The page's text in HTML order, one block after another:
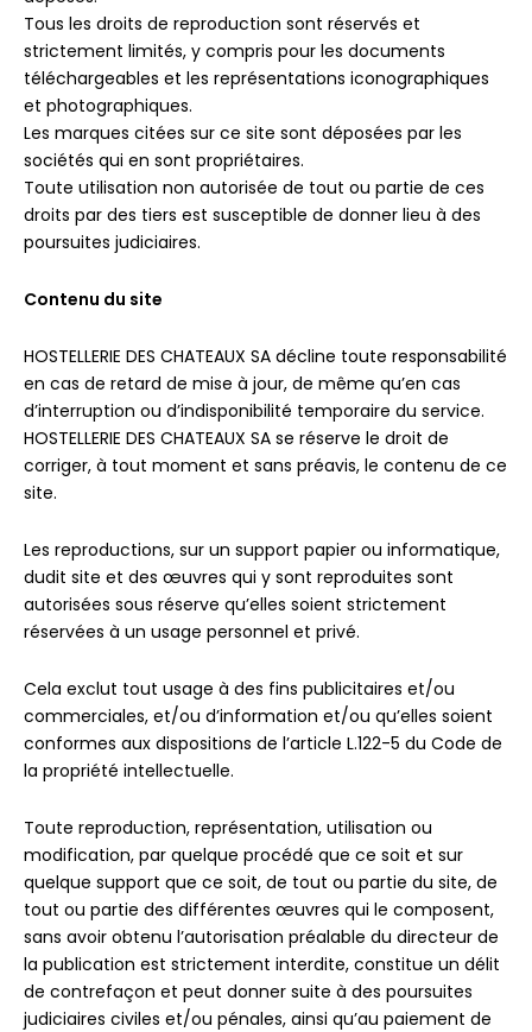
Tous les droits de reproduction sont réservés et
strictement limités, y compris pour les documents
téléchargeables et les représentations iconographiques
et photographiques.
Les marques citées sur ce site sont déposées par les
sociétés qui en sont propriétaires.
Toute utilisation non autorisée de tout ou partie de ces
droits par des tiers est susceptible de donner lieu à des
poursuites judiciaires.
Contenu du site
HOSTELLERIE DES CHATEAUX SA décline toute responsabilité
en cas de retard de mise à jour, de même qu’en cas
d’interruption ou d’indisponibilité temporaire du service.
HOSTELLERIE DES CHATEAUX SA se réserve le droit de
corriger, à tout moment et sans préavis, le contenu de ce
site.
Les reproductions, sur un support papier ou informatique,
dudit site et des œuvres qui y sont reproduites sont
autorisées sous réserve qu’elles soient strictement
réservées à un usage personnel et privé.
Cela exclut tout usage à des fins publicitaires et/ou
commerciales, et/ou d’information et/ou qu’elles soient
conformes aux dispositions de l’article L.122-5 du Code de
la propriété intellectuelle.
Toute reproduction, représentation, utilisation ou
modification, par quelque procédé que ce soit et sur
quelque support que ce soit, de tout ou partie du site, de
tout ou partie des différentes œuvres qui le composent,
sans avoir obtenu l’autorisation préalable du directeur de
la publication est strictement interdite, constitue un délit
de contrefaçon et peut donner suite à des poursuites
judiciaires civiles et/ou pénales, ainsi qu’au paiement de